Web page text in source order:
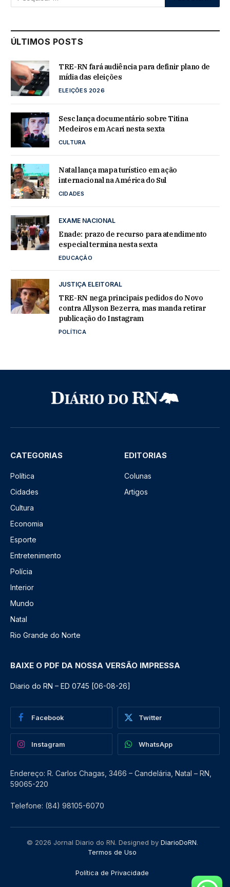
ÚLTIMOS POSTS
TRE-RN fará audiência para definir plano de
mídia das eleições
ELEIÇÕES 2026
Sesc lança documentário sobre Titina
Medeiros em Acari nesta sexta
CULTURA
Natal lança mapa turístico em ação
internacional na América do Sul
CIDADES
EXAME NACIONAL
Enade: prazo de recurso para atendimento
especial termina nesta sexta
EDUCAÇÃO
JUSTIÇA ELEITORAL
TRE-RN nega principais pedidos do Novo
contra Allyson Bezerra, mas manda retirar
publicação do Instagram
POLÍTICA
CATEGORIAS
Política
Cidades
Cultura
Economia
Esporte
Entretenimento
Polícia
Interior
Mundo
Natal
Rio Grande do Norte
EDITORIAS
Colunas
Artigos
BAIXE O PDF DA NOSSA VERSÃO IMPRESSA
Diario do RN – ED 0745 [06-08-26]
Facebook Twitter
Instagram WhatsApp
Endereço: R. Carlos Chagas, 3466 – Candelária, Natal – RN,
59065-220
Telefone: (84) 98105-6070
© 2026 Jornal Diario do RN. Designed by DiarioDoRN.
Termos de Uso
Política de Privacidade